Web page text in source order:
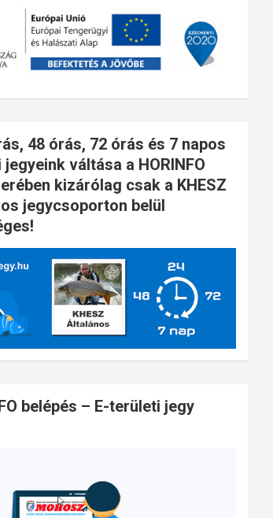
48 órás, 72 órás és 7 napos
váltása a HORINFO
kizárólag csak a KHESZ
jegycsoporton belül
belépés – E-területi jegy